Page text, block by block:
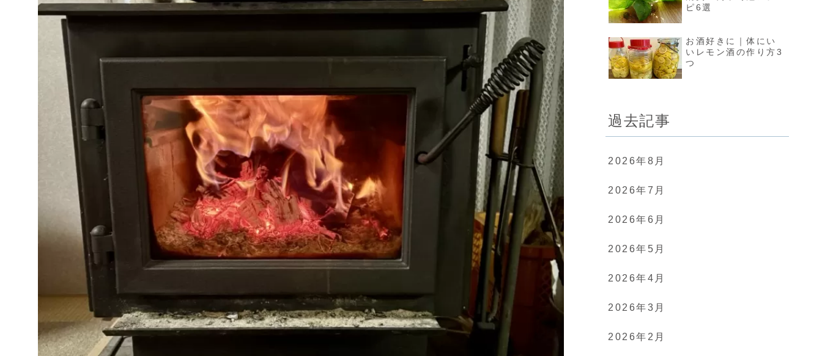
ピ6選
お酒好きに｜体にい
いレモン酒の作り方3
つ
過去記事
2026年8月
2026年7月
2026年6月
2026年5月
2026年4月
2026年3月
2026年2月